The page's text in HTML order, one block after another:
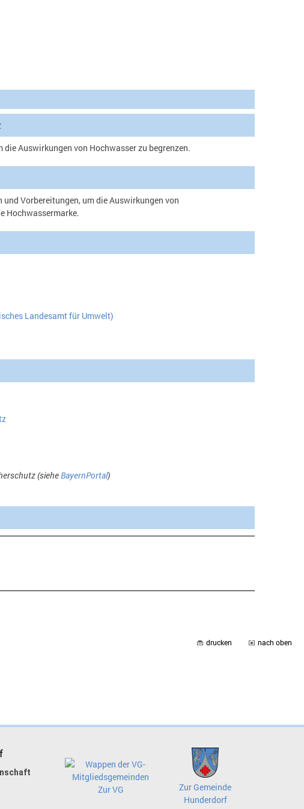
Auswirkungen von Hochwasser zu begrenzen.
Vorbereitungen, um die Auswirkungen von
Hochwassermarke.
Landesamt für Umwelt)
(sieheBayernPortal)
drucken nach oben
Zur VG
Zur Gemeinde
Hunderdorf